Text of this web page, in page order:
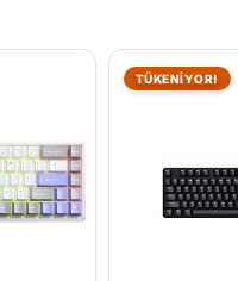
TÜKENİYOR!